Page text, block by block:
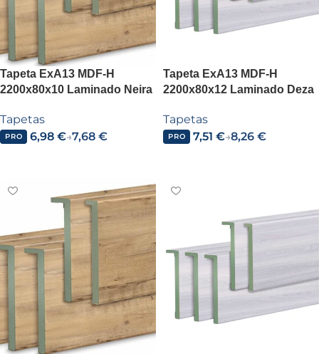
Tapeta ExA13 MDF-H
2200x80x10 Laminado Neira
Tapetas
PRO 6,98€→7,68€
Tapeta ExA13 MDF-H
2200x80x12 Laminado Deza
Tapetas
PRO 7,51€→8,26€